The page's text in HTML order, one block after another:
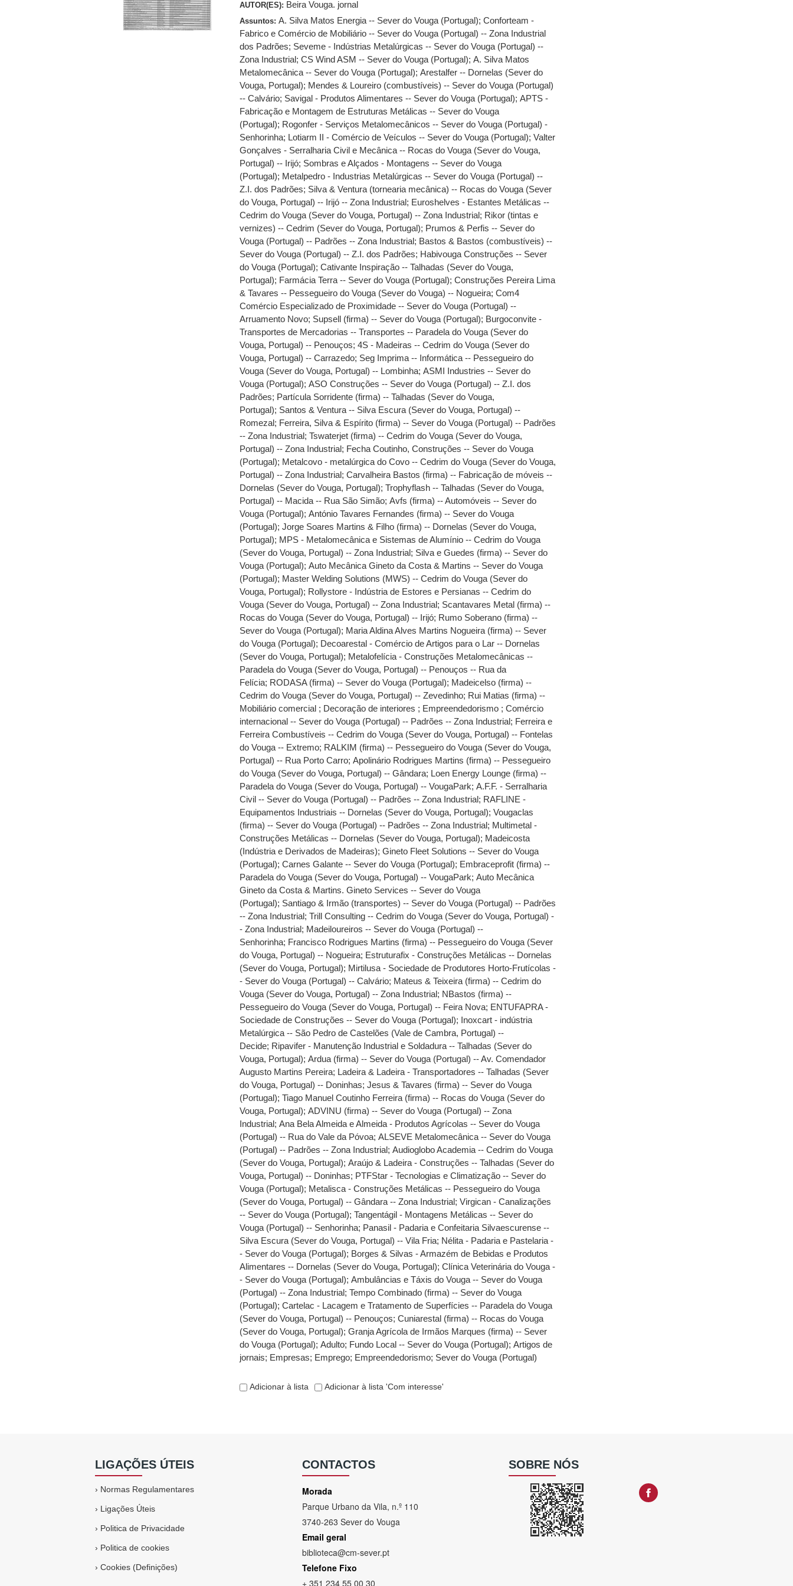
AUTOR(ES): Beira Vouga. jornal
Assuntos:A. Silva Matos Energia -- Sever do Vouga (Portugal);Conforteam -
Fabrico e Comércio de Mobiliário -- Sever do Vouga (Portugal) -- Zona Industrial
dos Padrões; Seveme - Indústrias Metalúrgicas -- Sever do Vouga (Portugal) --
Zona Industrial;CS Wind ASM -- Sever do Vouga (Portugal);A. Silva Matos
Metalomecânica -- Sever do Vouga (Portugal);Arestalfer -- Dornelas (Sever do
Vouga, Portugal); Mendes & Loureiro (combustíveis) -- Sever do Vouga (Portugal)
-- Calvário; Savigal - Produtos Alimentares -- Sever do Vouga (Portugal);APTS -
Fabricação e Montagem de Estruturas Metálicas -- Sever do Vouga
(Portugal); Rogonfer - Serviços Metalomecânicos -- Sever do Vouga (Portugal) -
Senhorinha; Lotiarm II - Comércio de Veículos -- Sever do Vouga (Portugal);Valter
Gonçalves - Serralharia Civil e Mecânica -- Rocas do Vouga (Sever do Vouga,
Portugal) -- Irijó; Sombras e Alçados - Montagens -- Sever do Vouga
(Portugal); Metalpedro - Industrias Metalúrgicas -- Sever do Vouga (Portugal) --
Z.I. dos Padrões; Silva & Ventura (tornearia mecânica) -- Rocas do Vouga (Sever
do Vouga, Portugal) -- Irijó -- Zona Industrial; Euroshelves - Estantes Metálicas --
Cedrim do Vouga (Sever do Vouga, Portugal) -- Zona Industrial; Rikor (tintas e
vernizes) -- Cedrim (Sever do Vouga, Portugal); Prumos & Perfis -- Sever do
Vouga (Portugal) -- Padrões -- Zona Industrial; Bastos & Bastos (combustíveis) --
Sever do Vouga (Portugal) -- Z.I. dos Padrões; Habivouga Construções -- Sever
do Vouga (Portugal);Cativante Inspiração -- Talhadas (Sever do Vouga,
Portugal); Farmácia Terra -- Sever do Vouga (Portugal);Construções Pereira Lima
& Tavares -- Pessegueiro do Vouga (Sever do Vouga) -- Nogueira;Com4
Comércio Especializado de Proximidade -- Sever do Vouga (Portugal) --
Arruamento Novo; Supsell (firma) -- Sever do Vouga (Portugal); Burgoconvite -
Transportes de Mercadorias -- Transportes -- Paradela do Vouga (Sever do
Vouga, Portugal) -- Penouços;4S - Madeiras -- Cedrim do Vouga (Sever do
Vouga, Portugal) -- Carrazedo; Seg Imprima -- Informática -- Pessegueiro do
Vouga (Sever do Vouga, Portugal) -- Lombinha;ASMI Industries -- Sever do
Vouga (Portugal);ASO Construções -- Sever do Vouga (Portugal) -- Z.I. dos
Padrões; Partícula Sorridente (firma) -- Talhadas (Sever do Vouga,
Portugal); Santos & Ventura -- Silva Escura (Sever do Vouga, Portugal) --
Romezal; Ferreira, Silva & Espírito (firma) -- Sever do Vouga (Portugal) -- Padrões
-- Zona Industrial;Tswaterjet (firma) -- Cedrim do Vouga (Sever do Vouga,
Portugal) -- Zona Industrial; Fecha Coutinho, Construções -- Sever do Vouga
(Portugal); Metalcovo - metalúrgica do Covo -- Cedrim do Vouga (Sever do Vouga,
Portugal) -- Zona Industrial;Carvalheira Bastos (firma) -- Fabricação de móveis --
Dornelas (Sever do Vouga, Portugal);Trophyflash -- Talhadas (Sever do Vouga,
Portugal) -- Macida -- Rua São Simão;Avfs (firma) -- Automóveis -- Sever do
Vouga (Portugal);António Tavares Fernandes (firma) -- Sever do Vouga
(Portugal);Jorge Soares Martins & Filho (firma) -- Dornelas (Sever do Vouga,
Portugal); MPS - Metalomecânica e Sistemas de Alumínio -- Cedrim do Vouga
(Sever do Vouga, Portugal) -- Zona Industrial; Silva e Guedes (firma) -- Sever do
Vouga (Portugal);Auto Mecânica Gineto da Costa & Martins -- Sever do Vouga
(Portugal); Master Welding Solutions (MWS) -- Cedrim do Vouga (Sever do
Vouga, Portugal); Rollystore - Indústria de Estores e Persianas -- Cedrim do
Vouga (Sever do Vouga, Portugal) -- Zona Industrial; Scantavares Metal (firma) --
Rocas do Vouga (Sever do Vouga, Portugal) -- Irijó; Rumo Soberano (firma) --
Sever do Vouga (Portugal); Maria Aldina Alves Martins Nogueira (firma) -- Sever
do Vouga (Portugal); Decoarestal - Comércio de Artigos para o Lar -- Dornelas
(Sever do Vouga, Portugal); Metalofelícia - Construções Metalomecânicas --
Paradela do Vouga (Sever do Vouga, Portugal) -- Penouços -- Rua da
Felícia; RODASA (firma) -- Sever do Vouga (Portugal); Madeicelso (firma) --
Cedrim do Vouga (Sever do Vouga, Portugal) -- Zevedinho; Rui Matias (firma) --
Mobiliário comercial ; Decoração de interiores ; Empreendedorismo ; Comércio
internacional -- Sever do Vouga (Portugal) -- Padrões -- Zona Industrial; Ferreira e
Ferreira Combustíveis -- Cedrim do Vouga (Sever do Vouga, Portugal) -- Fontelas
do Vouga -- Extremo; RALKIM (firma) -- Pessegueiro do Vouga (Sever do Vouga,
Portugal) -- Rua Porto Carro;Apolinário Rodrigues Martins (firma) -- Pessegueiro
do Vouga (Sever do Vouga, Portugal) -- Gândara; Loen Energy Lounge (firma) --
Paradela do Vouga (Sever do Vouga, Portugal) -- VougaPark;A.F.F. - Serralharia
Civil -- Sever do Vouga (Portugal) -- Padrões -- Zona Industrial; RAFLINE -
Equipamentos Industriais -- Dornelas (Sever do Vouga, Portugal);Vougaclas
(firma) -- Sever do Vouga (Portugal) -- Padrões -- Zona Industrial; Multimetal -
Construções Metálicas -- Dornelas (Sever do Vouga, Portugal); Madeicosta
(Indústria e Derivados de Madeiras);Gineto Fleet Solutions -- Sever do Vouga
(Portugal);Carnes Galante -- Sever do Vouga (Portugal); Embraceprofit (firma) --
Paradela do Vouga (Sever do Vouga, Portugal) -- VougaPark;Auto Mecânica
Gineto da Costa & Martins. Gineto Services -- Sever do Vouga
(Portugal); Santiago & Irmão (transportes) -- Sever do Vouga (Portugal) -- Padrões
-- Zona Industrial;Trill Consulting -- Cedrim do Vouga (Sever do Vouga, Portugal) -
- Zona Industrial; Madeiloureiros -- Sever do Vouga (Portugal) --
Senhorinha; Francisco Rodrigues Martins (firma) -- Pessegueiro do Vouga (Sever
do Vouga, Portugal) -- Nogueira; Estruturafix - Construções Metálicas -- Dornelas
(Sever do Vouga, Portugal); Mirtilusa - Sociedade de Produtores Horto-Frutícolas -
- Sever do Vouga (Portugal) -- Calvário; Mateus & Teixeira (firma) -- Cedrim do
Vouga (Sever do Vouga, Portugal) -- Zona Industrial; NBastos (firma) --
Pessegueiro do Vouga (Sever do Vouga, Portugal) -- Feira Nova; ENTUFAPRA -
Sociedade de Construções -- Sever do Vouga (Portugal); Inoxcart - indústria
Metalúrgica -- São Pedro de Castelões (Vale de Cambra, Portugal) --
Decide; Ripavifer - Manutenção Industrial e Soldadura -- Talhadas (Sever do
Vouga, Portugal);Ardua (firma) -- Sever do Vouga (Portugal) -- Av. Comendador
Augusto Martins Pereira; Ladeira & Ladeira - Transportadores -- Talhadas (Sever
do Vouga, Portugal) -- Doninhas;Jesus & Tavares (firma) -- Sever do Vouga
(Portugal);Tiago Manuel Coutinho Ferreira (firma) -- Rocas do Vouga (Sever do
Vouga, Portugal);ADVINU (firma) -- Sever do Vouga (Portugal) -- Zona
Industrial;Ana Bela Almeida e Almeida - Produtos Agrícolas -- Sever do Vouga
(Portugal) -- Rua do Vale da Póvoa;ALSEVE Metalomecânica -- Sever do Vouga
(Portugal) -- Padrões -- Zona Industrial;Audioglobo Academia -- Cedrim do Vouga
(Sever do Vouga, Portugal);Araújo & Ladeira - Construções -- Talhadas (Sever do
Vouga, Portugal) -- Doninhas; PTFStar - Tecnologias e Climatização -- Sever do
Vouga (Portugal); Metalisca - Construções Metálicas -- Pessegueiro do Vouga
(Sever do Vouga, Portugal) -- Gândara -- Zona Industrial;Virgican - Canalizações
-- Sever do Vouga (Portugal);Tangentágil - Montagens Metálicas -- Sever do
Vouga (Portugal) -- Senhorinha; Panasil - Padaria e Confeitaria Silvaescurense --
Silva Escura (Sever do Vouga, Portugal) -- Vila Fria; Nélita - Padaria e Pastelaria -
- Sever do Vouga (Portugal); Borges & Silvas - Armazém de Bebidas e Produtos
Alimentares -- Dornelas (Sever do Vouga, Portugal);Clínica Veterinária do Vouga -
- Sever do Vouga (Portugal);Ambulâncias e Táxis do Vouga -- Sever do Vouga
(Portugal) -- Zona Industrial;Tempo Combinado (firma) -- Sever do Vouga
(Portugal);Cartelac - Lacagem e Tratamento de Superfícies -- Paradela do Vouga
(Sever do Vouga, Portugal) -- Penouços;Cuniarestal (firma) -- Rocas do Vouga
(Sever do Vouga, Portugal);Granja Agrícola de Irmãos Marques (firma) -- Sever
do Vouga (Portugal);Adulto; Fundo Local -- Sever do Vouga (Portugal);Artigos de
jornais; Empresas; Emprego; Empreendedorismo; Sever do Vouga (Portugal)
Adicionar à lista Adicionar à lista 'Com interesse'
LIGAÇÕES ÚTEIS
› Normas Regulamentares
› Ligações Úteis
› Politica de Privacidade
› Politica de cookies
›Cookies (Definições)
CONTACTOS
Morada
Parque Urbano da Vila, n.º 110
3740-263 Sever do Vouga
Email geral
biblioteca@cm-sever.pt
Telefone Fixo
+ 351 234 55 00 30
SOBRE NÓS